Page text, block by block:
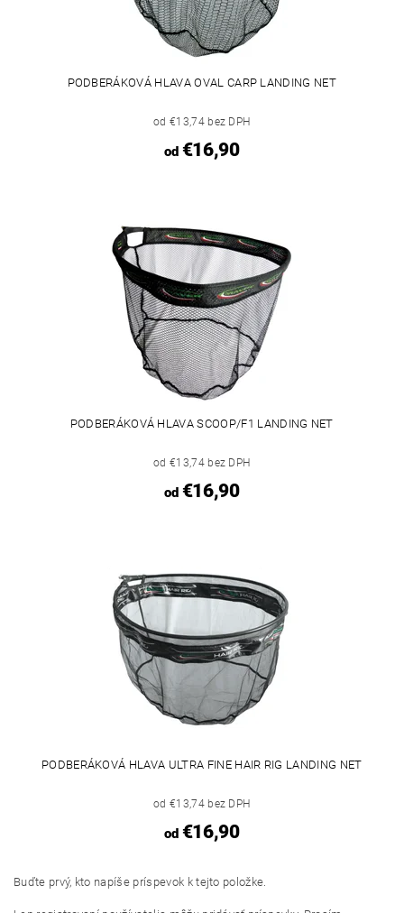
PODBERÁKOVÁ HLAVA OVAL CARP LANDING NET
od €13,74 bez DPH
od€16,90
PODBERÁKOVÁ HLAVA SCOOP/F1 LANDING NET
od €13,74 bez DPH
od€16,90
PODBERÁKOVÁ HLAVA ULTRA FINE HAIR RIG LANDING NET
od €13,74 bez DPH
od€16,90
Buďte prvý, kto napíše príspevok k tejto položke.